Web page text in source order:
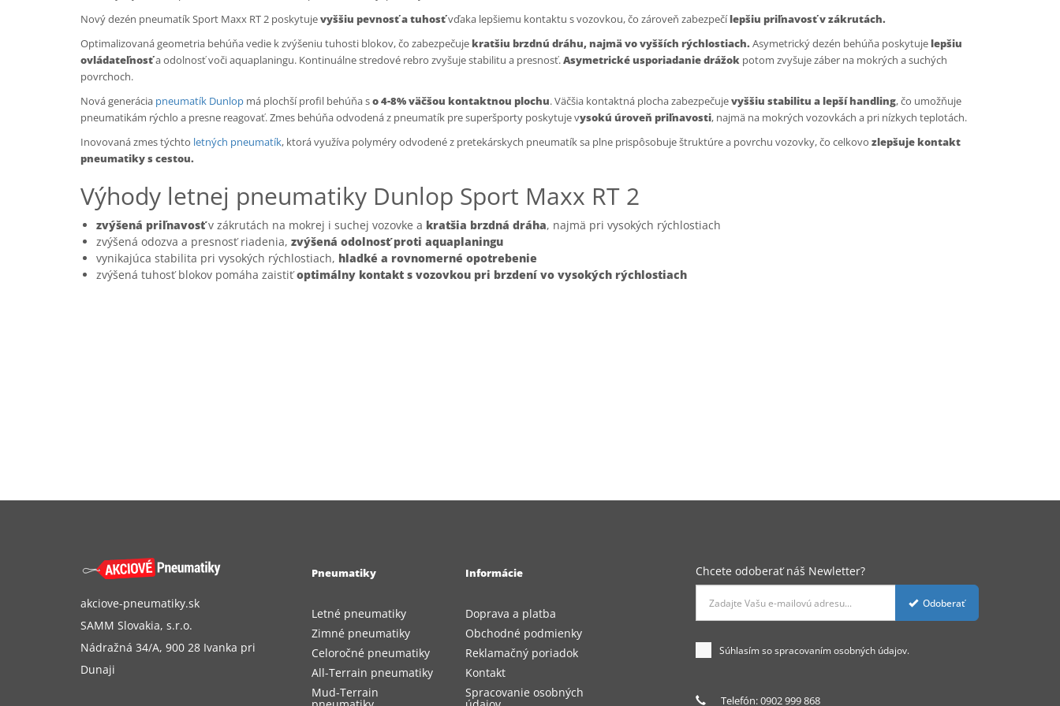
Nový dezén pneumatík Sport Maxx RT 2 poskytujevyššiu pevnosť a tuhosťvďaka lepšiemu kontaktu s vozovkou, čo zároveň zabezpečílepšiu priľnavosť v zákrutách.
Optimalizovaná geometria behúňa vedie k zvýšeniu tuhosti blokov, čo zabezpečujekratšiu brzdnú dráhu, najmä vo vyšších rýchlostiach. Asymetrický dezén behúňa poskytujelepšiu
ovládateľnosťa odolnosť voči aquaplaningu. Kontinuálne stredové rebro zvyšuje stabilitu a presnosť.Asymetrické usporiadanie drážok potom zvyšuje záber na mokrých a suchých
povrchoch.
Nová generácia pneumatík Dunlop má plochší profil behúňa so 4-8% väčšou kontaktnou plochu. Väčšia kontaktná plocha zabezpečujevyššiu stabilitu a lepší handling, čo umožňuje
pneumatikám rýchlo a presne reagovať. Zmes behúňa odvodená z pneumatík pre superšporty poskytuje vysokú úroveň priľnavosti, najmä na mokrých vozovkách a pri nízkych teplotách.
Inovovaná zmes týchto letných pneumatík, ktorá využíva polyméry odvodené z pretekárskych pneumatík sa plne prispôsobuje štruktúre a povrchu vozovky, čo celkovo zlepšuje kontakt
pneumatiky s cestou.
Výhody letnej pneumatiky Dunlop Sport Maxx RT 2
zvýšená priľnavosťv zákrutách na mokrej i suchej vozovke a kratšia brzdná dráha, najmä pri vysokých rýchlostiach
zvýšená odozva a presnosť riadenia, zvýšená odolnosť proti aquaplaningu
vynikajúca stabilita pri vysokých rýchlostiach, hladké a rovnomerné opotrebenie
zvýšená tuhosť blokov pomáha zaistiťoptimálny kontakt s vozovkou pri brzdení vo vysokých rýchlostiach
akciove-pneumatiky.sk
SAMM Slovakia, s.r.o.
Nádražná 34/A, 900 28 Ivanka pri
Dunaji
Pneumatiky
Letné pneumatiky
Zimné pneumatiky
Celoročné pneumatiky
All-Terrain pneumatiky
Mud-Terrain
Informácie
Doprava a platba
Obchodné podmienky
Reklamačný poriadok
Kontakt
Spracovanie osobných
Chcete odoberať náš Newletter?
emailovú
adresu
pre
odber
Odoberať
Súhlasím so spracovanímosobných údajov.
Telefón:0902 999 868